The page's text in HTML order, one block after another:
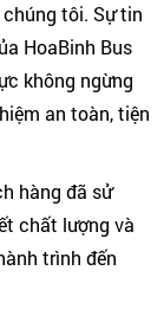
tôi. Sự tin
HoaBinh Bus
không ngừng
an toàn, tiện
hàng đã sử
chất lượng và
trình đến